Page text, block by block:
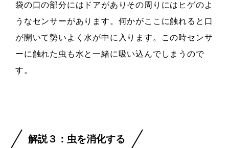
袋の口の部分にはドアがありその周りにはヒゲのよ
うなセンサーがあります。何かがここに触れると口
が開いて勢いよく水が中に入ります。この時センサ
ーに触れた虫も水と一緒に吸い込んでしまうので
す。
解説３：虫を消化する